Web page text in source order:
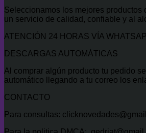
$500.00.$47.00.
Seleccionamos los mejores productos
un servicio de calidad, confiable y al
ATENCIÓN 24 HORAS VÍA
DESCARGAS AUTOMÁTICAS
Al comprar algún producto tu pedido
automático llegando a tu correo los
CONTACTO
Para consultas: